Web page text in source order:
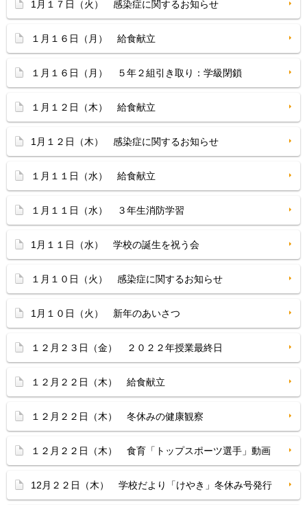
1月１７日（火） 感染症に関するお知らせ
１月１６日（月） 給食献立
１月１６日（月） ５年２組引き取り：学級閉鎖
１月１２日（木） 給食献立
1月１２日（木） 感染症に関するお知らせ
１月１１日（水） 給食献立
１月１１日（水） ３年生消防学習
1月１１日（水） 学校の誕生を祝う会
１月１０日（火） 感染症に関するお知らせ
1月１０日（火） 新年のあいさつ
１２月２３日（金） ２０２２年授業最終日
１２月２２日（木） 給食献立
１２月２２日（木） 冬休みの健康観察
１２月２２日（木） 食育「トップスポーツ選手」動画
12月２２日（木） 学校だより「けやき」冬休み号発行